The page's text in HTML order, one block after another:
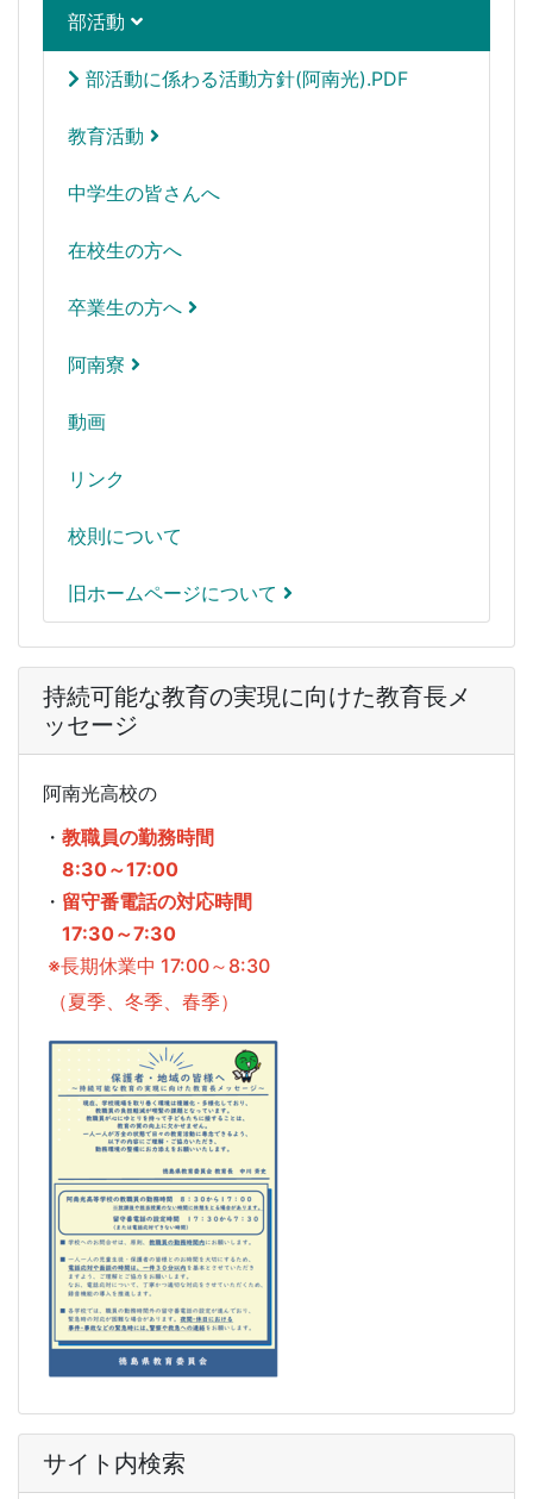
部活動
部活動に係わる活動方針(阿南光).PDF
教育活動
中学生の皆さんへ
在校生の方へ
卒業生の方へ
阿南寮
動画
リンク
校則について
旧ホームページについて
持続可能な教育の実現に向けた教育長メ
ッセージ
阿南光高校の
・ 教職員の勤務時間
8:30～17:00
・ 留守番電話の対応時間
17:30～7:30
※長期休業中 17:00～8:30
（夏季、冬季、春季）
サイト内検索